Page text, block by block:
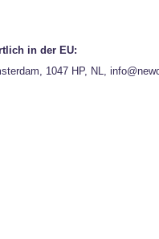
in der EU:
1047 HP, NL,